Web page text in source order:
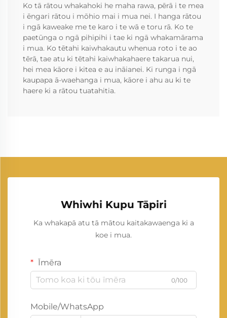
Ko tā rātou whakahoki he maha rawa, pērā i te mea
i ēngari rātou i mōhio mai i mua nei. I hanga rātou
i ngā kaweake me te karo i te wā e toru rā. Ko te
paetūnga o ngā pihipihi i tae ki ngā whakamārama
i mua. Ko tētahi kaiwhakautu whenua roto i te ao
tērā, tae atu ki tētahi kaiwhakahaere takarua nui,
hei mea kāore i kitea e au ināianei. Ki runga i ngā
kaupapa ā-waehanga i mua, kāore i ahu au ki te
haere ki a rātou tuatahitia.
Whiwhi Kupu Tāpiri
Ka whakapā atu tā mātou kaitakawaenga ki a
koe i mua.
Īmēra
0/100
Mobile/WhatsApp